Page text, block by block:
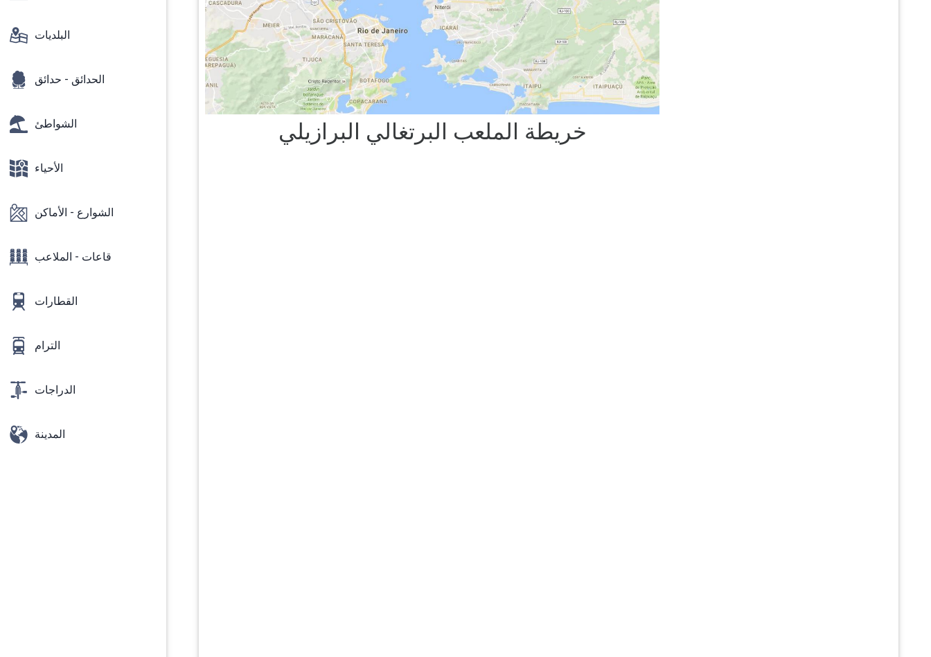
البلديات
الحدائق - حدائق
الشواطئ
الأحياء
الشوارع - الأماكن
قاعات - الملاعب
القطارات
الترام
الدراجات
المدينة
خريطة الملعب البرتغالي البرازيلي